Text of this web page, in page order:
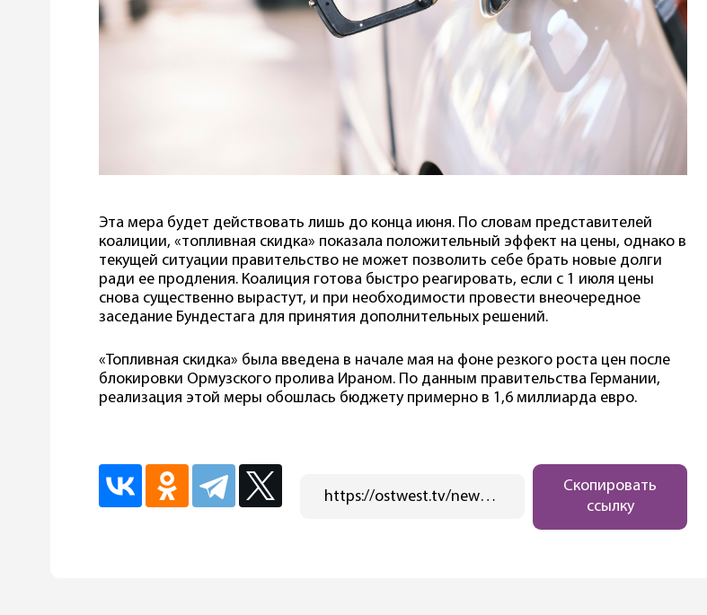
Эта мера будет действовать лишь до конца июня. По словам представителей
коалиции, «топливная скидка» показала положительный эффект на цены, однако в
текущей ситуации правительство не может позволить себе брать новые долги
ради ее продления. Коалиция готова быстро реагировать, если с 1 июля цены
снова существенно вырастут, и при необходимости провести внеочередное
заседание Бундестага для принятия дополнительных решений.
«Топливная скидка» была введена в начале мая на фоне резкого роста цен после
блокировки Ормузского пролива Ираном. По данным правительства Германии,
реализация этой меры обошлась бюджету примерно в 1,6 миллиарда евро.
https://ostwest.tv/news/v-germanii-ne-budet-prodlena-tak-nazyvaemaya-toplivnaya-skidka-napravlennaya-na-podderzhku-voditelej/
Скопировать
ссылку